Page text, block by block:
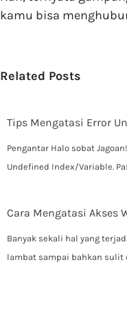
kamu bisa
Related Posts
Tips Mengatasi Error
Pengantar Halo sobat
Undefined Index/Variable.
Cara Mengatasi Akses
Banyak sekali hal yang
lambat sampai bahkan sulit